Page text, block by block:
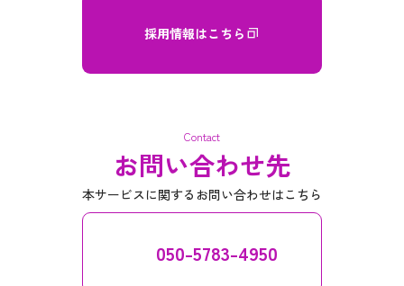
採用情報はこちら
Contact
お問い合わせ先
本サービスに関するお問い合わせはこちら
050-5783-4950